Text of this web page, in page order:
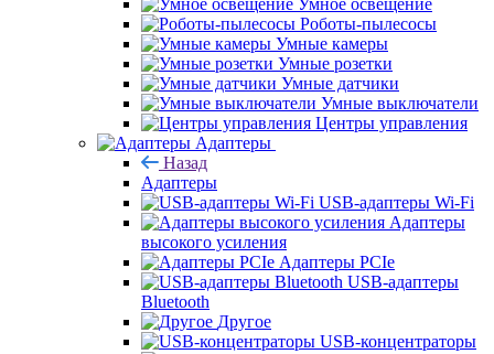
Умное освещение
Роботы-пылесосы
Умные камеры
Умные розетки
Умные датчики
Умные выключатели
Центры управления
Адаптеры
Назад
Адаптеры
USB-адаптеры Wi-Fi
Адаптеры
высокого усиления
Адаптеры PCIe
USB-адаптеры
Bluetooth
Другое
USB-концентраторы